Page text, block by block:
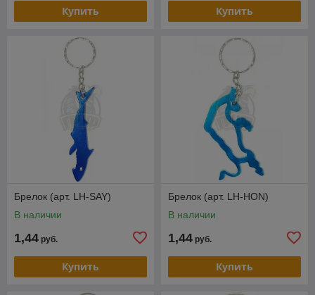
Купить Купить
Брелок (арт. LH-SAY)
В наличии
1,44 руб.
Купить
Брелок (арт. LH-HON)
В наличии
1,44 руб.
Купить